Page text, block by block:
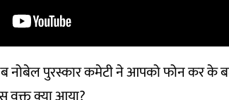
नोबेल पुरस्कार कमेटी ने आपको फोन कर के